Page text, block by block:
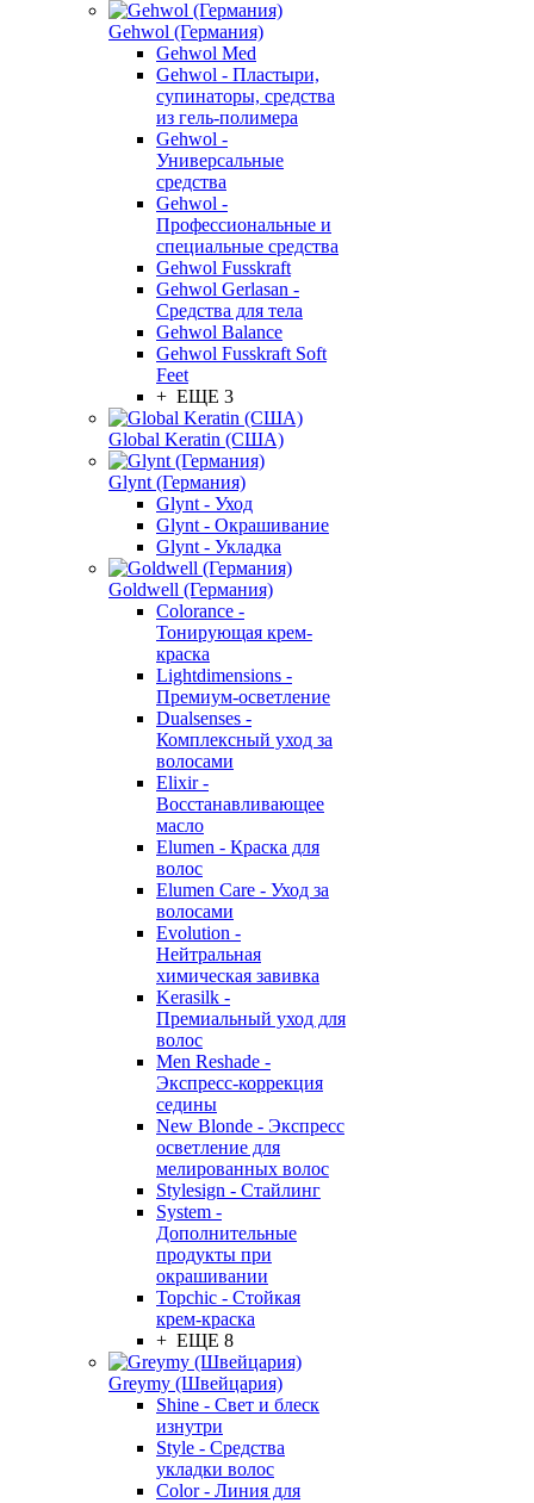
Gehwol (Германия)
Gehwol Med
Gehwol - Пластыри,
супинаторы, средства
из гель-полимера
Gehwol -
Универсальные
средства
Gehwol -
Профессиональные и
специальные средства
Gehwol Fusskraft
Gehwol Gerlasan -
Средства для тела
Gehwol Balance
Gehwol Fusskraft Soft
Feet
+ ЕЩЕ 3
Global Keratin (США)
Glynt (Германия)
Glynt - Уход
Glynt - Окрашивание
Glynt - Укладка
Goldwell (Германия)
Colorance -
Тонирующая крем-
краска
Lightdimensions -
Премиум-осветление
Dualsenses -
Комплексный уход за
волосами
Elixir -
Восстанавливающее
масло
Elumen - Краска для
волос
Elumen Care - Уход за
волосами
Evolution -
Нейтральная
химическая завивка
Kerasilk -
Премиальный уход для
волос
Men Reshade -
Экспресс-коррекция
седины
New Blonde - Экспресс
осветление для
мелированных волос
Stylesign - Стайлинг
System -
Дополнительные
продукты при
окрашивании
Topchic - Стойкая
крем-краска
+ ЕЩЕ 8
Greymy (Швейцария)
Shine - Свет и блеск
изнутри
Style - Средства
укладки волос
Color - Линия для